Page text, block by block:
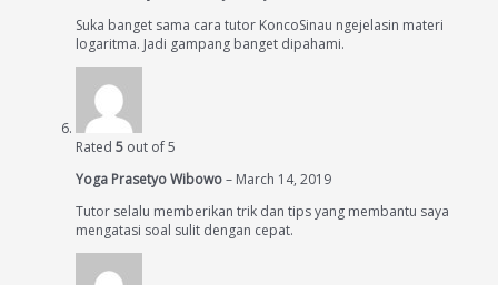
Suka banget sama cara tutor KoncoSinau ngejelasin materi
logaritma. Jadi gampang banget dipahami.
Rated 5 out of 5
Yoga Prasetyo Wibowo– March 14, 2019
Tutor selalu memberikan trik dan tips yang membantu saya
mengatasi soal sulit dengan cepat.